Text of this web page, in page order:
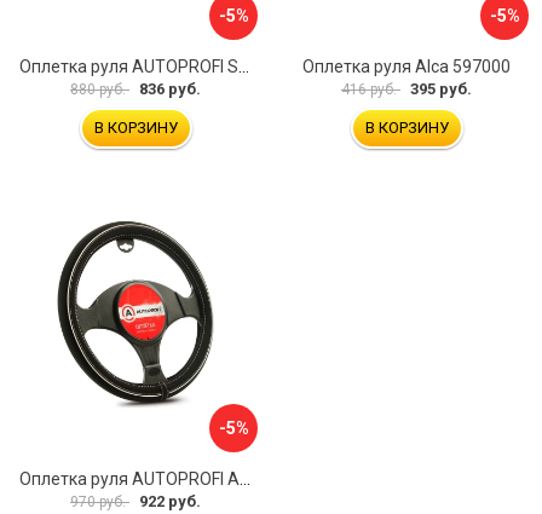
-5%
880 руб. 836 руб.
В КОРЗИНУ
-5%
Оплетка руля Alca 597000
416 руб. 395 руб.
В КОРЗИНУ
-5%
970 руб. 922 руб.